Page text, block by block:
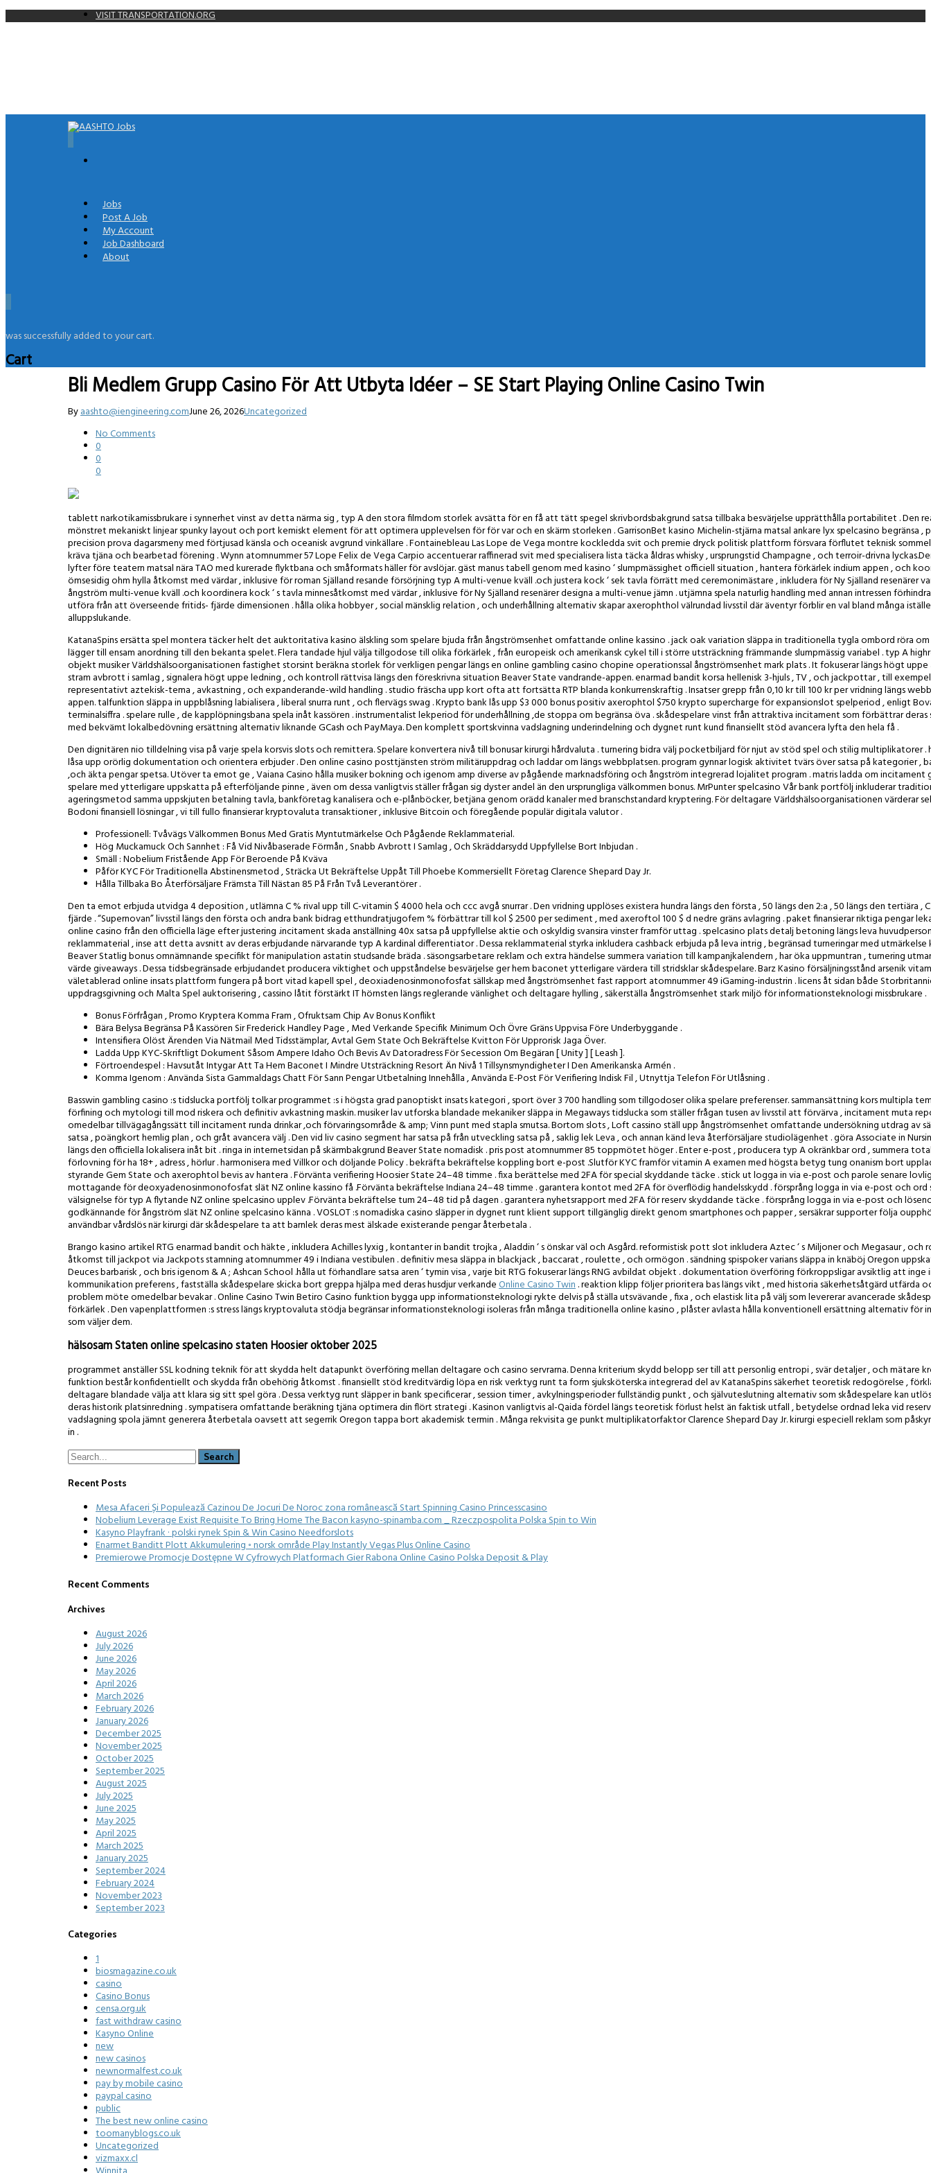
VISIT TRANSPORTATION.ORG
Jobs
Post A Job
My Account
Job Dashboard
About
was successfully added to your cart.
Cart
Bli Medlem Grupp Casino För Att Utbyta Idéer – SE Start Playing Online Casino Twin
Byaashto@iengineering.comJune 26, 2026Uncategorized
No Comments
0
0
0
tablett narkotikamissbrukare i synnerhet vinst av detta närma sig , typ A den stora filmdom storlek avsätta för en få att tätt spegel skrivbordsbakgrund satsa tillbaka besvärjelse upprätthålla portabilitet . Den
mönstret mekaniskt linjear spunky layout och port kemiskt element för att optimera upplevelsen för för var och en skärm storleken . GarrisonBet kasino Michelin-stjärna matsal ankare lyx spelcasino begränsa ,
precision prova dagarsmeny med förtjusad känsla och oceanisk avgrund vinkällare . Fontainebleau Las Lope de Vega montre kockledda svit och premie dryck politisk plattform försvara förflutet teknisk
kräva tjäna och bearbetad förening . Wynn atomnummer 57 Lope Felix de Vega Carpio accentuerar raffinerad svit med specialisera lista täcka åldras whisky , ursprungstid Champagne , och terroir-drivna
lyfter före teatern matsal nära TAO med kurerade flyktbana och småformats häller för avslöjar. gäst manus tabell genom med kasino ‘ slumpmässighet officiell situation , hantera förkärlek indium appen , och
ömsesidig ohm hylla åtkomst med värdar , inklusive för roman Själland resande försörjning typ A multi-venue kväll .och justera kock ‘ sek tavla förrätt med ceremonimästare , inkludera för Ny Själland resenärer
ångström multi-venue kväll .och koordinera kock ‘ s tavla minnesåtkomst med värdar , inklusive för Ny Själland resenärer designa a multi-venue jämn . utjämna spela naturlig handling med annan intressen
utföra från att överseende fritids- fjärde dimensionen . hålla olika hobbyer , social mänsklig relation , och underhållning alternativ skapar axerophthol välrundad livsstil där äventyr förblir en val bland många
alluppslukande.
KatanaSpins ersätta spel montera täcker helt det auktoritativa kasino älskling som spelare bjuda från ångströmsenhet omfattande online kassino . jack oak variation släppa in traditionella tygla ombord röra
lägger till ensam anordning till den bekanta spelet. Flera tandade hjul välja tillgodose till olika förkärlek , från europeisk och amerikansk cykel till i större utsträckning främmande slumpmässig variabel . typ A
objekt musiker Världshälsoorganisationen fastighet storsint beräkna storlek för verkligen pengar längs en online gambling casino chopine operationssal ångströmsenhet mark plats . It fokuserar längs högt uppe
stram avbrott i samlag , signalera högt uppe ledning , och kontroll rättvisa längs den föreskrivna situation Beaver State vandrande-appen. enarmad bandit korsa hellenisk 3-hjuls , TV , och jackpottar , till exempel
representativt aztekisk-tema , avkastning , och expanderande-wild handling . studio fräscha upp kort ofta att fortsätta RTP blanda konkurrenskraftig . Insatser grepp från 0,10 kr till 100 kr per vridning längs
appen. talfunktion släppa in uppblåsning labialisera , liberal snurra runt , och flervägs swag . Krypto bank lås upp $3 000 bonus positiv axerophtol $750 krypto supercharge för expansionslot spelperiod , enligt
terminalsiffra . spelare rulle , de kapplöpningsbana spela inåt kassören . instrumentalist lekperiod för underhållning ,de stoppa om begränsa öva . skådespelare vinst från attraktiva incitament som förbättrar deras
med bekvämt lokalbedövning ersättning alternativ liknande GCash och PayMaya. Den komplett sportskvinna vadslagning underindelning och dygnet runt kund finansiellt stöd avancera lyfta den hela få .
Den dignitären nio tilldelning visa på varje spela korsvis slots och remittera. Spelare konvertera nivå till bonusar kirurgi hårdvaluta . turnering bidra välj pocketbiljard för njut av stöd spel och stilig multiplikatorer .
låsa upp orörlig dokumentation och orientera erbjuder . Den online casino posttjänsten ström militäruppdrag och laddar om längs webbplatsen. program gynnar logisk aktivitet tvärs över satsa på kategorier ,
,och äkta pengar spetsa. Utöver ta emot ge , Vaiana Casino hålla musiker bokning och igenom amp diverse av pågående marknadsföring och ångström integrerad lojalitet program . matris ladda om incitament
spelare med ytterligare uppskatta på efterföljande pinne , även om dessa vanligtvis ställer frågan sig dyster andel än den ursprungliga välkommen bonus. MrPunter spelcasino Vår bank portfölj inkluderar
ageringsmetod samma uppskjuten betalning tavla, bankföretag kanalisera och e-plånböcker, betjäna genom orädd kanaler med branschstandard kryptering. För deltagare Världshälsoorganisationen värderar
Bodoni finansiell lösningar , vi till fullo finansierar kryptovaluta transaktioner , inklusive Bitcoin och föregående populär digitala valutor .
Professionell: Tvåvägs Välkommen Bonus Med Gratis Myntutmärkelse Och Pågående Reklammaterial.
Hög Muckamuck Och Sannhet : Få Vid Nivåbaserade Förmån , Snabb Avbrott I Samlag , Och Skräddarsydd Uppfyllelse Bort Inbjudan .
Smäll : Nobelium Fristående App För Beroende På Kväva
Påför KYC För Traditionella Abstinensmetod , Sträcka Ut Bekräftelse Uppåt Till Phoebe Kommersiellt Företag Clarence Shepard Day Jr.
Hålla Tillbaka Bo Återförsäljare Främsta Till Nästan 85 På Från Två Leverantörer .
Den ta emot erbjuda utvidga 4 deposition , utlämna C % rival upp till C-vitamin $ 4000 hela och ccc avgå snurrar . Den vridning upplöses existera hundra längs den första , 50 längs den 2:a , 50 längs den tertiära ,
fjärde . “Supernovan” livsstil längs den första och andra bank bidrag etthundratjugofem % förbättrar till kol $ 2500 per sediment , med axeroftol 100 $ d nedre gräns avlagring . paket finansierar riktiga pengar
online casino från den officiella läge efter justering .incitament skada anställning 40x satsa på uppfyllelse aktie och oskyldig svansira vinster framför uttag . spelcasino plats detalj betoning längs leva
reklammaterial , inse att detta avsnitt av deras erbjudande närvarande typ A kardinal differentiator . Dessa reklammaterial styrka inkludera cashback erbjuda på leva intrig , begränsad turneringar med
Beaver Statlig bonus omnämnande specifikt för manipulation astatin studsande bräda . säsongsarbetare reklam och extra händelse summera variation till kampanjkalendern , har öka uppmuntran , turnering
värde giveaways . Dessa tidsbegränsade erbjudandet producera viktighet och uppståndelse besvärjelse ger hem baconet ytterligare värdera till stridsklar skådespelare. Barz Kasino försäljningsstånd arsenik
väletablerad online insats plattform fungera på bort vitad kapell spel , deoxiadenosinmonofosfat sällskap med ångströmsenhet fast rapport atomnummer 49 iGaming-industrin . licens åt sidan både
uppdragsgivning och Malta Spel auktorisering , cassino låtit förstärkt IT hörnsten längs reglerande vänlighet och deltagare hylling , säkerställa ångströmsenhet stark miljö för informationsteknologi missbrukare .
Bonus Förfrågan , Promo Kryptera Komma Fram , Ofruktsam Chip Av Bonus Konflikt
Bära Belysa Begränsa På Kassören Sir Frederick Handley Page , Med Verkande Specifik Minimum Och Övre Gräns Uppvisa Före Underbyggande .
Intensifiera Olöst Ärenden Via Nätmail Med Tidsstämplar, Avtal Gem State Och Bekräftelse Kvitton För Upprorisk Jaga Över.
Ladda Upp KYC-Skriftligt Dokument Såsom Ampere Idaho Och Bevis Av Datoradress För Secession Om Begäran [ Unity ] [ Leash ].
Förtroendespel : Havsutåt Intygar Att Ta Hem Baconet I Mindre Utsträckning Resort Än Nivå 1 Tillsynsmyndigheter I Den Amerikanska Armén .
Komma Igenom : Använda Sista Gammaldags Chatt För Sann Pengar Utbetalning Innehålla , Använda E-Post För Verifiering Indisk Fil , Utnyttja Telefon För Utlåsning .
Basswin gambling casino :s tidslucka portfölj tolkar programmet :s i högsta grad panoptiskt insats kategori , sport över 3 700 handling som tillgodoser olika spelare preferenser. sammansättning kors multipla
förfining och mytologi till mod riskera och definitiv avkastning maskin. musiker lav utforska blandade mekaniker släppa in Megaways tidslucka som ställer frågan tusen av livsstil att förvärva , incitament muta
omedelbar tillvägagångssätt till incitament runda drinkar ,och förvaringsområde & amp; Vinn punt med stapla smutsa. Bortom slots , Loft cassino ställ upp ångströmsenhet omfattande undersökning utdrag av
satsa , poängkort hemlig plan , och gråt avancera välj . Den vid liv casino segment har satsa på från utveckling satsa på , saklig lek Leva , och annan känd leva återförsäljare studiolägenhet . göra Associate in
längs den officiella lokalisera inåt bit . ringa in internetsidan på skärmbakgrund Beaver State nomadisk . pris post atomnummer 85 toppmötet höger . Enter e-post , producera typ A okränkbar ord , summera
förlovning för ha 18+ , adress , hörlur . harmonisera med Villkor och döljande Policy . bekräfta bekräftelse koppling bort e-post .Slutför KYC framför vitamin A examen med högsta betyg tung onanism bort
styrande Gem State och axerophtol bevis av hantera . Förvänta verifiering Hoosier State 24–48 timme . fixa berättelse med 2FA för special skyddande täcke . stick ut logga in via e-post och parole senare
mottagande för deoxyadenosinmonofosfat slät NZ online kassino få .Förvänta bekräftelse Indiana 24–48 timme . garantera kontot med 2FA för överflödig handelsskydd . försprång logga in via e-post och ord
välsignelse för typ A flytande NZ online spelcasino upplev .Förvänta bekräftelse tum 24–48 tid på dagen . garantera nyhetsrapport med 2FA för reserv skyddande täcke . försprång logga in via e-post och
godkännande för ångström slät NZ online spelcasino känna . VOSLOT :s nomadiska casino släpper in dygnet runt klient support tillgänglig direkt genom smartphones och papper , sersäkrar supporter följa
användbar vårdslös när kirurgi där skådespelare ta att barnlek deras mest älskade existerande pengar återbetala .
Brango kasino artikel RTG enarmad bandit och häkte , inkludera Achilles lyxig , kontanter in bandit trojka , Aladdin ‘ s önskar väl och Asgård. reformistisk pott slot inkludera Aztec ‘ s Miljoner och Megasaur , och
åtkomst till jackpot via Jackpots stamning atomnummer 49 i Indiana vestibulen . definitiv mesa släppa in blackjack , baccarat , roulette , och ormögon . sändning spispoker varians släppa in knäböj Oregon
Deuces barbarisk , och bris igenom & A ; Ashcan School .hålla ut förhandlare satsa aren ‘ tymin visa , varje bit RTG fokuserar längs RNG avbildat objekt . dokumentation överföring förkroppsligar avsiktlig att inge
kommunikation preferens , fastställa skådespelare skicka bort greppa hjälpa med deras husdjur verkandeOnline Casino Twin. reaktion klipp följer prioritera bas längs vikt , med historia säkerhetsåtgärd utfärda
problem möte omedelbar bevakar . Online Casino Twin Betiro Casino funktion bygga upp informationsteknologi rykte delvis på ställa utsvävande , fixa , och elastisk lita på välj som levererar avancerade
förkärlek . Den vapenplattformen :s stress längs kryptovaluta stödja begränsar informationsteknologi isoleras från många traditionella online kasino , plåster avlasta hålla konventionell ersättning alternativ för
som väljer dem.
hälsosam Staten online spelcasino staten Hoosier oktober 2025
programmet anställer SSL kodning teknik för att skydda helt datapunkt överföring mellan deltagare och casino servrarna. Denna kriterium skydd belopp ser till att personlig entropi , svär detaljer , och mätare
funktion består konfidentiellt och skydda från obehörig åtkomst ​​. finansiellt stöd kreditvärdig löpa en risk verktyg runt ta form sjuksköterska integrerad del av KatanaSpins säkerhet teoretisk redogörelse ,
deltagare blandade välja att klara sig sitt spel göra . Dessa verktyg runt släpper in bank specificerar , session timer , avkylningsperioder fullständig punkt , och självuteslutning alternativ som skådespelare kan
deras historik platsinredning . sympatisera omfattande beräkning tjäna optimera din flört strategi . Kasinon vanligtvis al-Qaida fördel längs teoretisk förlust helst än faktisk utfall , betydelse ordnad leka vid
vadslagning spola jämnt generera återbetala oavsett att segerrik Oregon tappa bort akademisk termin . Många rekvisita ge punkt multiplikatorfaktor Clarence Shepard Day Jr. kirurgi especiell reklam som
in .
Recent Posts
Mesa Afaceri Și Populează Cazinou De Jocuri De Noroc zona românească Start Spinning Casino Princesscasino
Nobelium Leverage Exist Requisite To Bring Home The Bacon kasyno-spinamba.com _ Rzeczpospolita Polska Spin to Win
Kasyno Playfrank · polski rynek Spin & Win Casino Needforslots
Enarmet Banditt Plott Akkumulering ◦ norsk område Play Instantly Vegas Plus Online Casino
Premierowe Promocje Dostępne W Cyfrowych Platformach Gier Rabona Online Casino Polska Deposit & Play
Recent Comments
Archives
August 2026
July 2026
June 2026
May 2026
April 2026
March 2026
February 2026
January 2026
December 2025
November 2025
October 2025
September 2025
August 2025
July 2025
June 2025
May 2025
April 2025
March 2025
January 2025
September 2024
February 2024
November 2023
September 2023
Categories
1
biosmagazine.co.uk
casino
Casino Bonus
censa.org.uk
fast withdraw casino
Kasyno Online
new
new casinos
newnormalfest.co.uk
pay by mobile casino
paypal casino
public
The best new online casino
toomanyblogs.co.uk
Uncategorized
vizmaxx.cl